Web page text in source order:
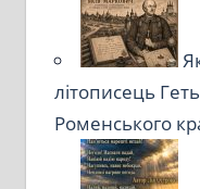
літописець
Роменського